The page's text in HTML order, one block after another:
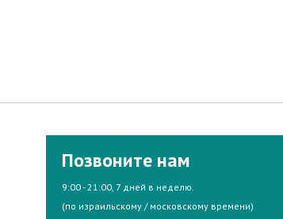
Позвоните нам
9:00 - 21:00, 7 дней в неделю.
(по израильскому / московскому времени)